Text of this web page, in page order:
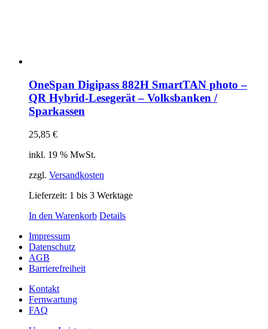
OneSpan Digipass 882H SmartTAN photo –
QR Hybrid-Lesegerät – Volksbanken /
Sparkassen
25,85 €
inkl. 19 % MwSt.
zzgl. Versandkosten
Lieferzeit: 1 bis 3 Werktage
In den Warenkorb Details
Impressum
Datenschutz
AGB
Barrierefreiheit
Kontakt
Fernwartung
FAQ